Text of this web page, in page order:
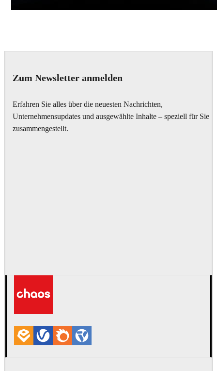
Zum Newsletter anmelden
Erfahren Sie alles über die neuesten Nachrichten,
Unternehmensupdates und ausgewählte Inhalte – speziell für Sie
zusammengestellt.